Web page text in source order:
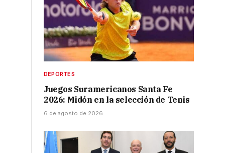
DEPORTES
Juegos Suramericanos Santa Fe
2026: Midón en la selección de Tenis
6 de agosto de 2026